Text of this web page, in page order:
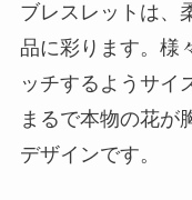
ブレスレットは、
品に彩ります。様
ッチするようサイ
まるで本物の花が
デザインです。